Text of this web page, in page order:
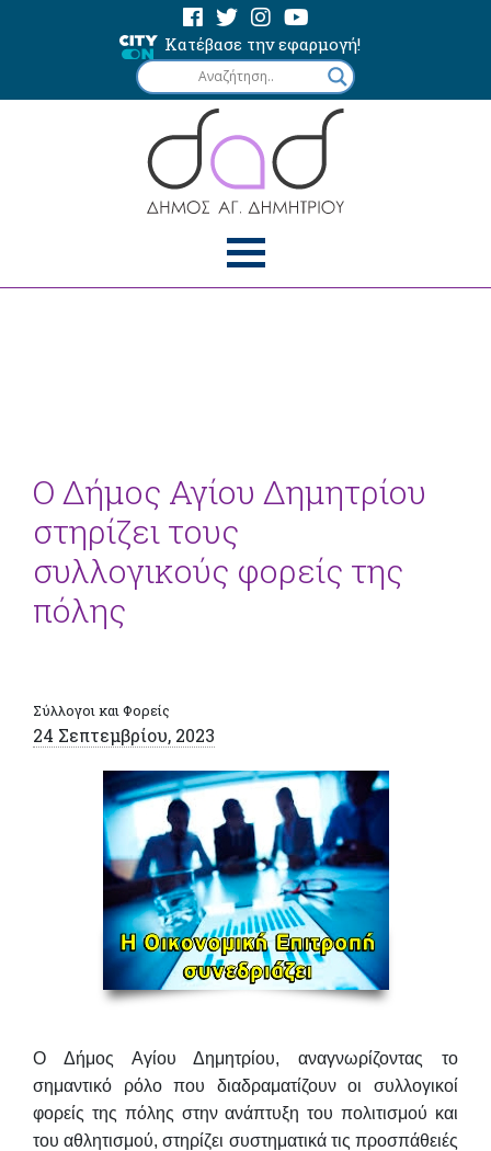
Κατέβασε την εφαρμογή!
Ο Δήμος Αγίου Δημητρίου
στηρίζει τους
συλλογικούς φορείς της
πόλης
Σύλλογοι και Φορείς
24 Σεπτεμβρίου, 2023
Ο Δήμος Αγίου Δημητρίου, αναγνωρίζοντας το
σημαντικό ρόλο που διαδραματίζουν οι συλλογικοί
φορείς της πόλης στην ανάπτυξη του πολιτισμού και
του αθλητισμού, στηρίζει συστηματικά τις προσπάθειές